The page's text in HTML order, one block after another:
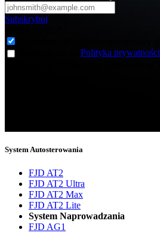
Subskrybuj
Polityka prywatności
System Autosterowania
FJD AT2
FJD AT2 Ultra
FJD AT2 Max
FJD AT2 Lite
System Naprowadzania
FJD AG1